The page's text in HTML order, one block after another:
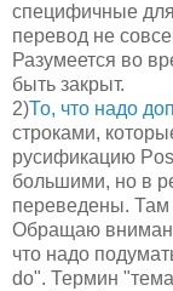
специфичные
перевод не
Разумеется во
быть закрыт.
2)То, что надо
строками,
русификацию
большими, но в
переведены. Там
Обращаю
что надо
do". Термин